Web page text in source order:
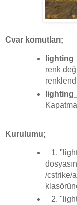
Cvar komutları;
renk
Kurulumu;
1.
/cstrike/
2.